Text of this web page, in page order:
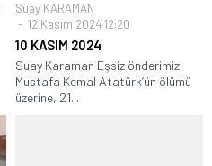
Suay KARAMAN
12 Kasım 2024 12:20
10 KASIM 2024
Suay Karaman Eşsiz önderimiz
Mustafa Kemal Atatürk’ün ölümü
üzerine, 21...